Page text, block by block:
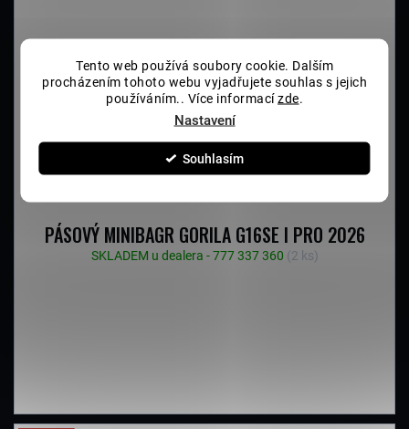
Tento web používá soubory cookie. Dalším
procházením tohoto webu vyjadřujete souhlas s jejich
používáním.. Více informacízde.
Nastavení
Souhlasím
PÁSOVÝ MINIBAGR GORILA G16SE I PRO 2026
SKLADEM u dealera - 777 337 360 (2 ks)